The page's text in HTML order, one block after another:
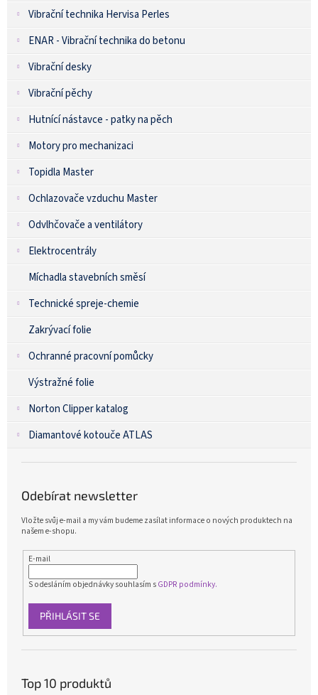
Vibrační technika Hervisa Perles
ENAR - Vibrační technika do betonu
Vibrační desky
Vibrační pěchy
Hutnící nástavce - patky na pěch
Motory pro mechanizaci
Topidla Master
Ochlazovače vzduchu Master
Odvlhčovače a ventilátory
Elektrocentrály
Míchadla stavebních směsí
Technické spreje-chemie
Zakrývací folie
Ochranné pracovní pomůcky
Výstražné folie
Norton Clipper katalog
Diamantové kotouče ATLAS
Odebírat newsletter
Vložte svůj e-mail a my vám budeme zasílat informace o nových produktech na
našem e-shopu.
E-mail
S odesláním objednávky souhlasím sGDPR podmínky.
PŘIHLÁSIT SE
Top 10 produktů